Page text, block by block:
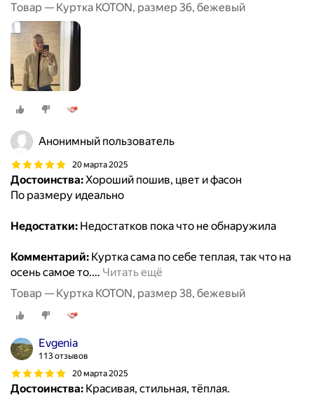
Товар — Куртка KOTON, размер 36, бежевый
Анонимный пользователь
20 марта 2025
Достоинства:Хороший пошив, цвет и фасон
По размеру идеально
Недостатки: Недостатков пока что не обнаружила
Комментарий: Куртка сама по себе теплая, так что на
осень самое то.… Читать ещё
Товар — Куртка KOTON, размер 38, бежевый
Evgenia
113 отзывов
20 марта 2025
Достоинства: Красивая, стильная, тёплая.